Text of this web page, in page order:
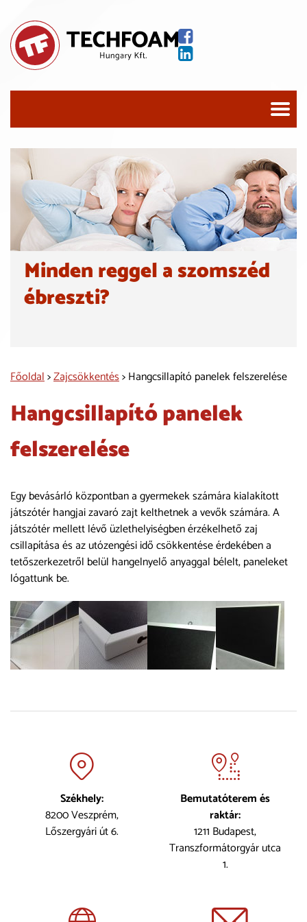
Minden reggel a szomszéd
ébreszti?
Főoldal>Zajcsökkentés> Hangcsillapító panelek felszerelése
Hangcsillapító panelek
felszerelése
Egy bevásárló központban a gyermekek számára kialakított
játszótér hangjai zavaró zajt kelthetnek a vevők számára. A
játszótér mellett lévő üzlethelyiségben érzékelhető zaj
csillapítása és az utózengési idő csökkentése érdekében a
tetőszerkezetről belül hangelnyelő anyaggal bélelt, paneleket
lógattunk be.
Székhely:
8200 Veszprém,
Lőszergyári út 6.
Bemutatóterem és
raktár:
1211 Budapest,
Transzformátorgyár utca
1.